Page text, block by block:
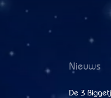
Nieuws
De 3